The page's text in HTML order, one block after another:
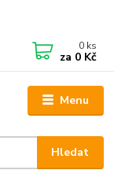
Menu
Hledat
0 ks
za 0 Kč